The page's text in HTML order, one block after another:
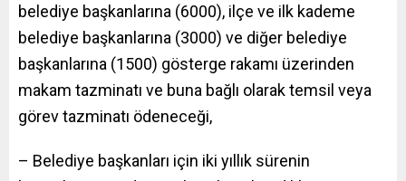
belediye başkanlarına (6000), ilçe ve ilk kademe
belediye başkanlarına (3000) ve diğer belediye
başkanlarına (1500) gösterge rakamı üzerinden
makam tazminatı ve buna bağlı olarak temsil veya
görev tazminatı ödeneceği,
– Belediye başkanları için iki yıllık sürenin